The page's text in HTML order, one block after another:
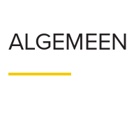
ALGEMEEN